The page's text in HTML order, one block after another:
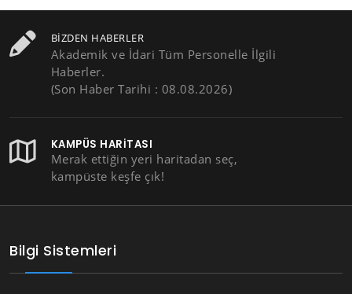
BIZDEN HABERLER
Akademik ve İdari Tüm Personelle İlgili
Haberler.
(Son Haber Tarihi : 08.08.2026)
KAMPÜS HARITASI
Merak ettiğin yeri haritadan seç,
kampüste keşfe çık!
Bilgi Sistemleri